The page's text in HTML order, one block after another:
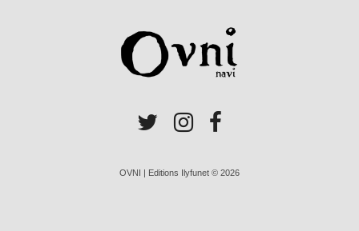
OVNI | Editions Ilyfunet © 2026